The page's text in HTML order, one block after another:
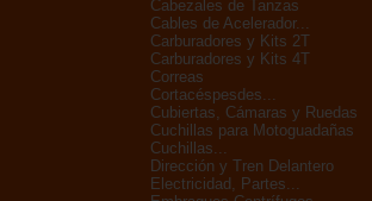
Cabezales de Tanzas
Cables de Acelerador...
Carburadores y Kits 2T
Carburadores y Kits 4T
Correas
Cortacéspesdes...
Cubiertas, Cámaras y Ruedas
Cuchillas para Motoguadañas
Cuchillas...
Dirección y Tren Delantero
Electricidad, Partes...